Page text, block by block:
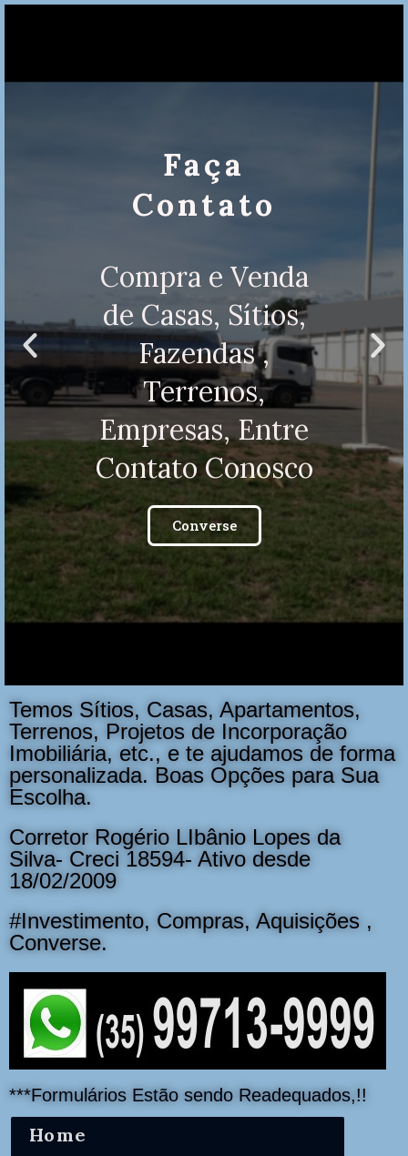
Faça
Contato
Compra e Venda
de Casas, Sítios,
Fazendas ,
Terrenos,
Empresas, Entre
Contato Conosco
Converse
Temos Sítios, Casas, Apartamentos,
Terrenos, Projetos de Incorporação
Imobiliária, etc., e te ajudamos de forma
personalizada. Boas Opções para Sua
Escolha.
Corretor Rogério LIbânio Lopes da
Silva- Creci 18594- Ativo desde
18/02/2009
#Investimento, Compras, Aquisições ,
Converse.
***Formulários Estão sendo Readequados,!!
Home